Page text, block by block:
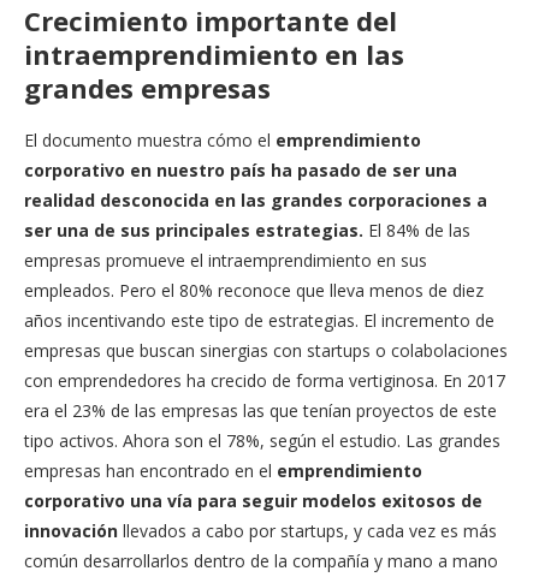
Crecimiento importante del
intraemprendimiento en las
grandes empresas
El documento muestra cómo el emprendimiento
corporativo en nuestro país ha pasado de ser una
realidad desconocida en las grandes corporaciones a
ser una de sus principales estrategias. El 84% de las
empresas promueve el intraemprendimiento en sus
empleados. Pero el 80% reconoce que lleva menos de diez
años incentivando este tipo de estrategias. El incremento de
empresas que buscan sinergias con startups o colabolaciones
con emprendedores ha crecido de forma vertiginosa. En 2017
era el 23% de las empresas las que tenían proyectos de este
tipo activos. Ahora son el 78%, según el estudio. Las grandes
empresas han encontrado en el emprendimiento
corporativo una vía para seguir modelos exitosos de
innovación llevados a cabo por startups, y cada vez es más
común desarrollarlos dentro de la compañía y mano a mano